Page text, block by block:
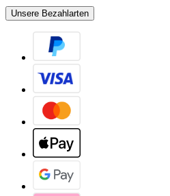
Unsere Bezahlarten